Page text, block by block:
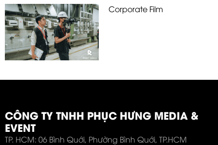
Corporate Film
CÔNG TY TNHH PHỤC HƯNG MEDIA &
EVENT
TP. HCM: 06 Bình Quới, Phường Bình Quới, TP.HCM